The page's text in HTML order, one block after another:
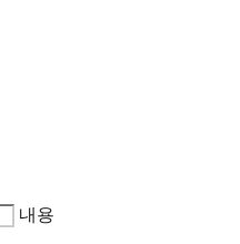
내용